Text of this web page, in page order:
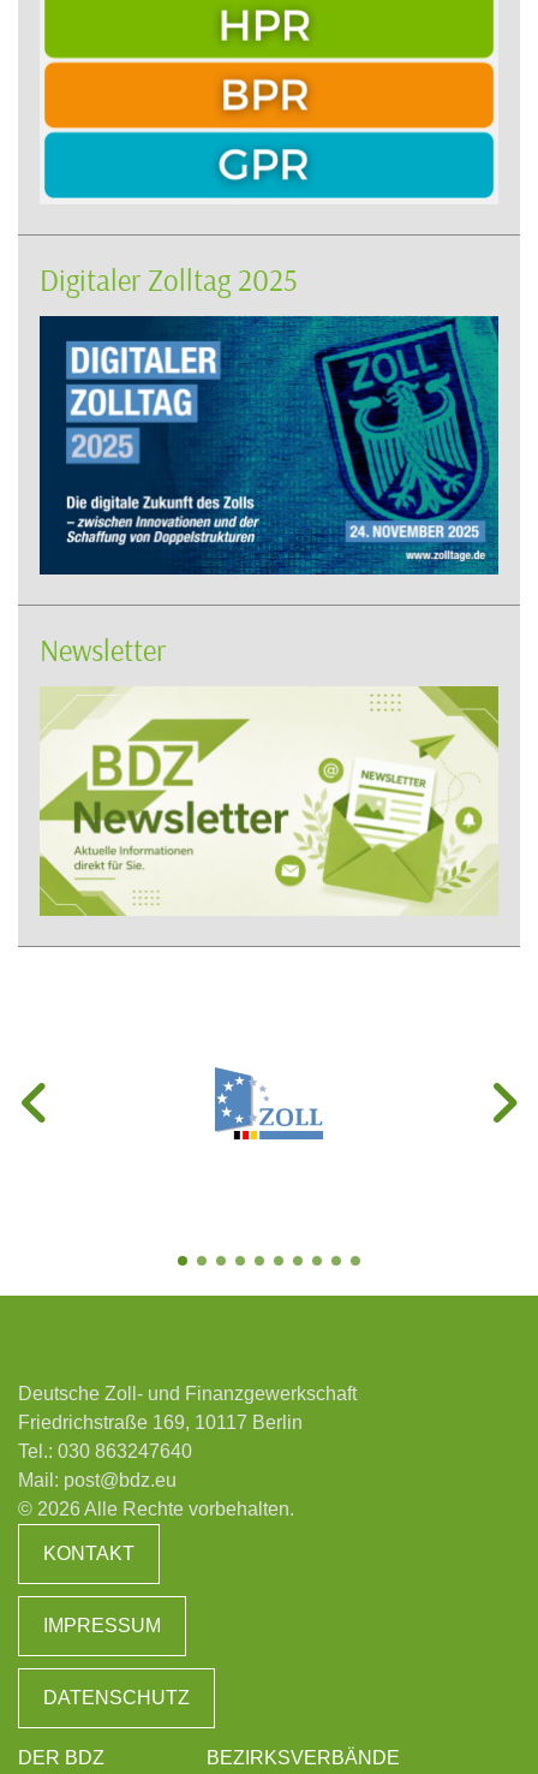
Digitaler Zolltag 2025
Newsletter
Deutsche Zoll- und Finanzgewerkschaft
Friedrichstraße 169, 10117 Berlin
Tel.: 030 863247640
Mail: post@bdz.eu
© 2026 Alle Rechte vorbehalten.
KONTAKT
IMPRESSUM
DATENSCHUTZ
DER BDZ BEZIRKSVERBÄNDE